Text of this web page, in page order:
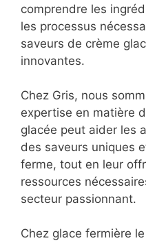
comprendre les
les processus
saveurs de crème
innovantes.
Chez Gris, nous
expertise en matière
glacée peut aider les
des saveurs uniques
ferme, tout en leur
ressources
secteur passionnant.
Chez glace fermière